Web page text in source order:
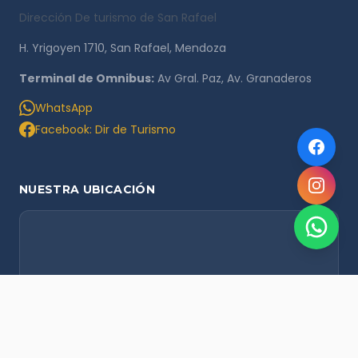
Dirección De turismo de San Rafael
H. Yrigoyen 1710, San Rafael, Mendoza
Terminal de Omnibus: Av Gral. Paz, Av. Granaderos
WhatsApp
Facebook: Dir de Turismo
NUESTRA UBICACIÓN